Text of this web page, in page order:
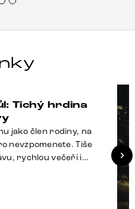
Tichý hrdina
jako člen rodiny, na
nevzpomenete. Tiše
rychlou večeři i
„někdy vyřídit“. Pak
nebo zpráva: „Stavíme